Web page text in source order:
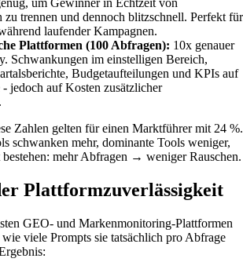
um Gewinner in Echtzeit von
zu trennen und dennoch blitzschnell. Perfekt für
laufender Kampagnen.
Plattformen (100 Abfragen): 10x genauer
Schwankungen im einstelligen Bereich,
Budgetaufteilungen und KPIs auf
- jedoch auf Kosten zusätzlicher
Zahlen gelten für einen Marktführer mit 24 %.
schwanken mehr, dominante Tools weniger,
bestehen: mehr Abfragen → weniger Rauschen.
Plattformzuverlässigkeit
GEO- und Markenmonitoring-Plattformen
wie viele Prompts sie tatsächlich pro Abfrage